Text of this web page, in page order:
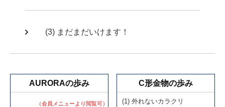
o
o
k
(3) まだまだいけます！
AURORAの歩み
（会員メニューより閲覧可）
C形金物の歩み
(1) 外れないカラクリ